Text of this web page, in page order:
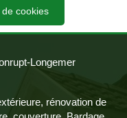
cookies
Longemer
rénovation de